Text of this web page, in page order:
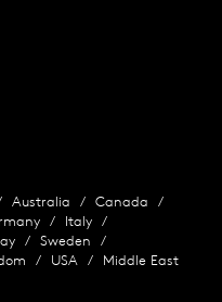
Australia
Canada
Italy
Sweden
USA Middle East